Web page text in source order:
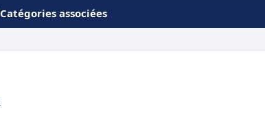
Catégories associées